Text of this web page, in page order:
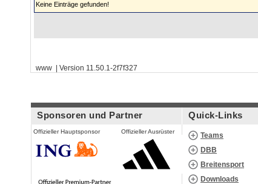
Keine Einträge gefunden!
www | Version 11.50.1-2f7f327
Sponsoren und Partner
Offizieller Hauptsponsor Offizieller Ausrüster
Quick-Links
Teams
DBB
Breitensport
Downloads